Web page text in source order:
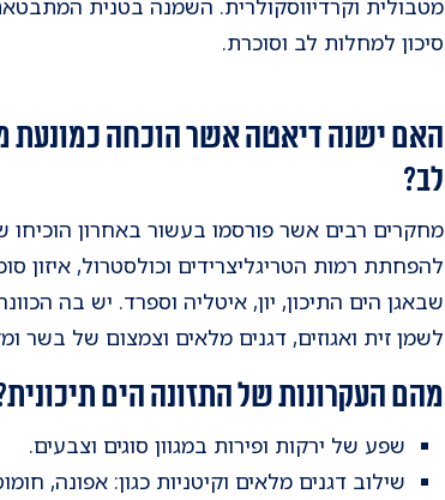
סיכון למחלות לב וסוכרת.
האם ישנה דיאטה אשר הוכחה כמונעת
לב?
מחקרים רבים אשר פורסמו בעשור באחרון
להפחתת רמות הטריגליצרידים וכולסטרול, איזון
שבאגן הים התיכון, יון, איטליה וספרד. יש בה
לשמן זית ואגוזים, דגנים מלאים וצמצום של בשר
מהם העקרונות של התזונה הים
שפע של ירקות ופירות במגוון סוגים וצבעים.
שילוב דגנים מלאים וקיטניות כגון: אפונה,